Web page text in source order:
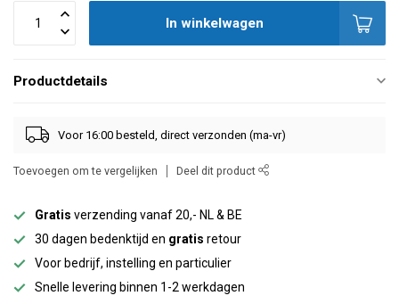
In winkelwagen
Productdetails
Voor 16:00 besteld, direct verzonden (ma-vr)
Toevoegen om te vergelijken Deel dit product
Gratis verzending vanaf 20,- NL & BE
30 dagen bedenktijd en gratis retour
Voor bedrijf, instelling en particulier
Snelle levering binnen 1-2 werkdagen